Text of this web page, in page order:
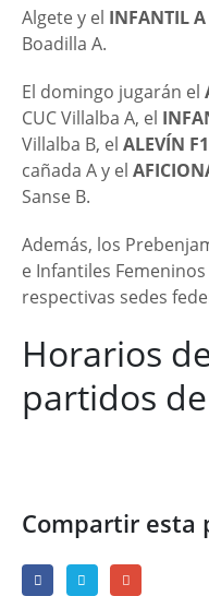
Algete y el INFANTIL
Boadilla A.
El domingo jugarán el
CUC Villalba A, el
Villalba B, el ALEVÍN
cañada A y el
Sanse B.
Además, los
e Infantiles
respectivas sedes
Horarios
partidos
Compartir esta